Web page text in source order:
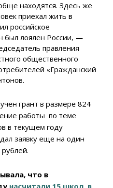
находятся. Здесь же
приехал жить в
российское
был лоялен России, —
правления
общественного
«Гражданский
грант в размере 824
работы по теме
в текущем году
заявку еще на один
что в
насчитали 15 школ, в